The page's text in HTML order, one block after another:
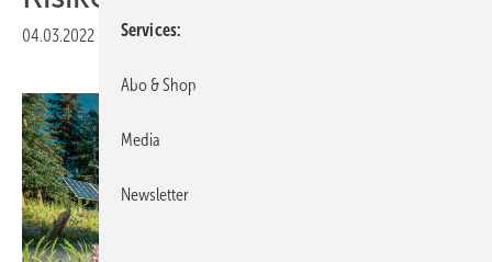
04.03.2022 Veröffentlicht in
Services
Abo & Shop
Media
Newsletter